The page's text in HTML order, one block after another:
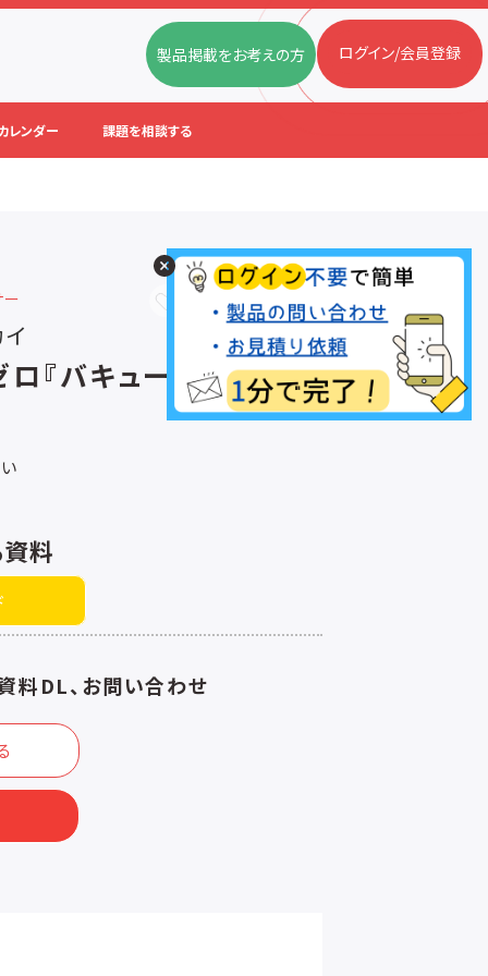
製品掲載をお考えの方 ログイン/会員登録
レンダー 課題を相談する
お気に入りに追加
『バキュームミキサ
料
料DL、お問い合わせ